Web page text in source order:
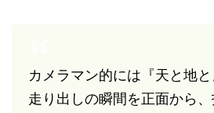
カメラマン的には『天と地
走り出しの瞬間を正面から